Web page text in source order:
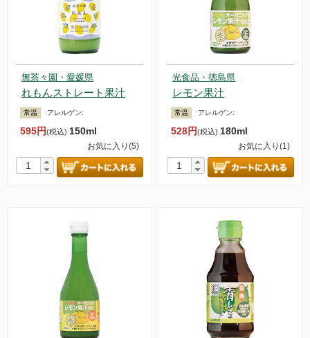
無茶々園・愛媛県
れもんストレート果汁
常温 アレルゲン:
595円(税込) 150ml
お気に入り(5)
光食品・徳島県
レモン果汁
常温 アレルゲン:
528円(税込) 180ml
お気に入り(1)